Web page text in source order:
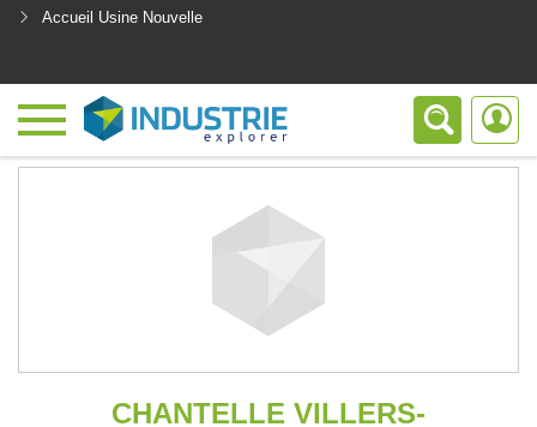
Accueil Usine Nouvelle
CHANTELLE VILLERS-